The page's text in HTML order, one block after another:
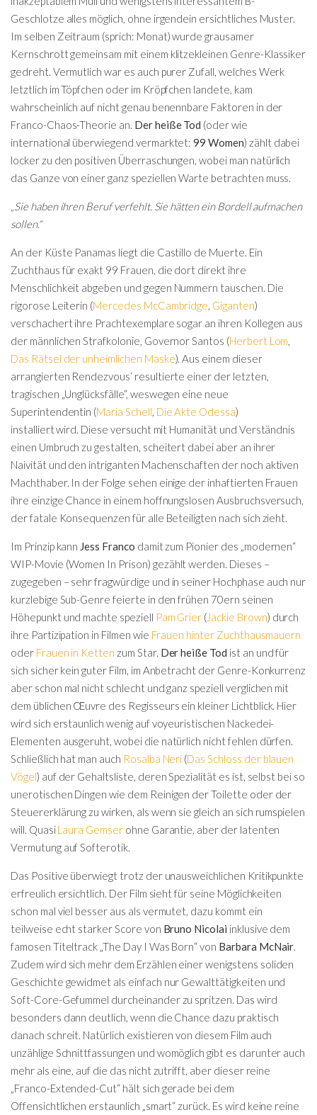
Geschlotze alles möglich, ohne irgendein ersichtliches Muster.
Im selben Zeitraum (sprich: Monat) wurde grausamer
Kernschrott gemeinsam mit einem klitzekleinen Genre-Klassiker
gedreht. Vermutlich war es auch purer Zufall, welches Werk
letztlich im Töpfchen oder im Kröpfchen landete, kam
wahrscheinlich auf nicht genau benennbare Faktoren in der
Franco-Chaos-Theorie an. Der heiße Tod (oder wie
international überwiegend vermarktet:99 Women) zählt dabei
locker zu den positiven Überraschungen, wobei man natürlich
das Ganze von einer ganz speziellen Warte betrachten muss.
„Sie haben ihren Beruf verfehlt. Sie hätten ein Bordell aufmachen
sollen.“
An der Küste Panamas liegt die Castillo de Muerte. Ein
Zuchthaus für exakt 99 Frauen, die dort direkt ihre
Menschlichkeit abgeben und gegen Nummern tauschen. Die
rigorose Leiterin (Mercedes McCambridge Giganten)
verschachert ihre Prachtexemplare sogar an ihren Kollegen aus
der männlichen Strafkolonie, Governor Santos (Herbert Lom
Das Rätsel der unheimlichen Maske). Aus einem dieser
arrangierten Rendezvous‘ resultierte einer der letzten,
tragischen „Unglücksfälle“, weswegen eine neue
Superintendentin (Maria Schell Die Akte Odessa)
installiert wird. Diese versucht mit Humanität und Verständnis
einen Umbruch zu gestalten, scheitert dabei aber an ihrer
Naivität und den intriganten Machenschaften der noch aktiven
Machthaber. In der Folge sehen einige der inhaftierten Frauen
ihre einzige Chance in einem hoffnungslosen Ausbruchsversuch,
der fatale Konsequenzen für alle Beteiligten nach sich zieht.
Im Prinzip kann Jess Franco damit zum Pionier des „modernen“
WIP-Movie (Women In Prison) gezählt werden. Dieses –
zugegeben – sehr fragwürdige und in seiner Hochphase auch nur
kurzlebige Sub-Genre feierte in den frühen 70ern seinen
Höhepunkt und machte speziell Pam Grier ( Jackie Brown) durch
ihre Partizipation in Filmen wie Frauen hinter Zuchthausmauern
oder Frauen in Ketten zum Star. Der heiße Tod ist an und für
sich sicher kein guter Film, im Anbetracht der Genre-Konkurrenz
aber schon mal nicht schlecht und ganz speziell verglichen mit
dem üblichen Œuvre des Regisseurs ein kleiner Lichtblick. Hier
wird sich erstaunlich wenig auf voyeuristischen Nackedei-
Elementen ausgeruht, wobei die natürlich nicht fehlen dürfen.
Schließlich hat man auch Rosalba Neri (Das Schloss der blauen
Vögel) auf der Gehaltsliste, deren Spezialität es ist, selbst bei so
unerotischen Dingen wie dem Reinigen der Toilette oder der
Steuererklärung zu wirken, als wenn sie gleich an sich rumspielen
will. QuasiLaura Gemserohne Garantie, aber der latenten
Vermutung auf Softerotik.
Das Positive überwiegt trotz der unausweichlichen Kritikpunkte
erfreulich ersichtlich. Der Film sieht für seine Möglichkeiten
schon mal viel besser aus als vermutet, dazu kommt ein
teilweise echt starker Score von Bruno Nicolai inklusive dem
famosen Titeltrack „The Day I Was Born“ von Barbara McNair
Zudem wird sich mehr dem Erzählen einer wenigstens soliden
Geschichte gewidmet als einfach nur Gewalttätigkeiten und
Soft-Core-Gefummel durcheinander zu spritzen. Das wird
besonders dann deutlich, wenn die Chance dazu praktisch
danach schreit. Natürlich existieren von diesem Film auch
unzählige Schnittfassungen und womöglich gibt es darunter auch
mehr als eine, auf die das nicht zutrifft, aber dieser reine
„Franco-Extended-Cut“ hält sich gerade bei dem
Offensichtlichen erstaunlich „smart“ zurück. Es wird keine reine